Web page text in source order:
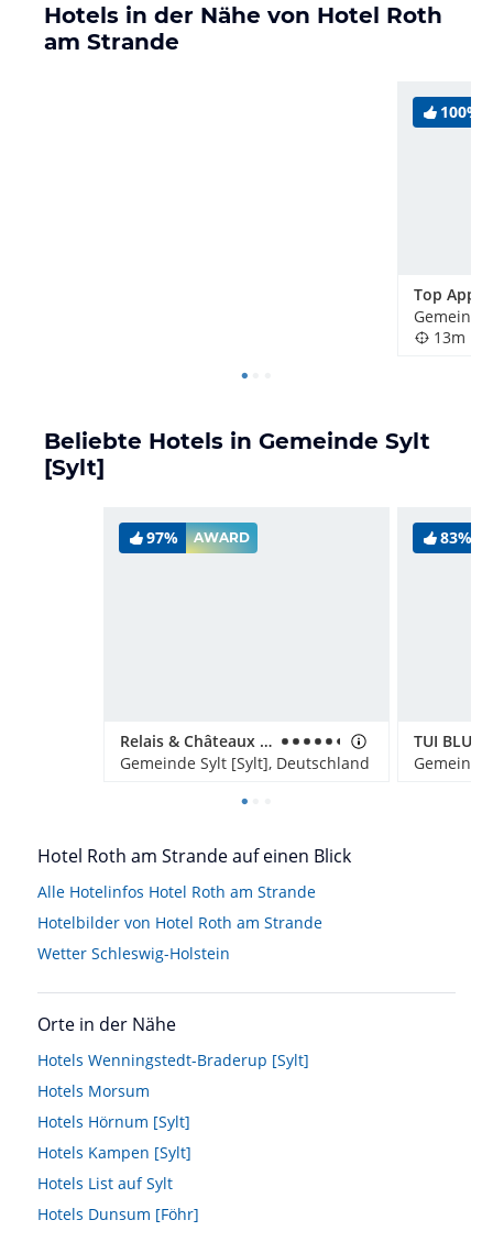
Hotels in der Nähe von Hotel Roth
am Strande
100%
13m
Beliebte Hotels in Gemeinde Sylt
[Sylt]
97% AWARD
Relais & Châteaux Landhaus Stricker
Gemeinde Sylt [Sylt], Deutschland
83%
TUI BLUE
Hotel Roth am Strande auf einen Blick
Alle Hotelinfos Hotel Roth am Strande
Hotelbilder von Hotel Roth am Strande
Wetter Schleswig-Holstein
Orte in der Nähe
Hotels Wenningstedt-Braderup [Sylt]
Hotels Morsum
Hotels Hörnum [Sylt]
Hotels Kampen [Sylt]
Hotels List auf Sylt
Hotels Dunsum [Föhr]